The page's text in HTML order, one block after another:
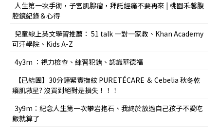
人生第一次手術，子宮肌腺瘤，拜託經痛不要再來 | 桃園禾馨腹
腔鏡紀錄＆心得
兒童線上英文學習推薦： 51 talk 一對一家教、Khan Academy
可汗學院、Kids A-Z
4y3m ：視力檢查、練習犯錯、認識華德福
【已結團】30分鐘緊實撫紋 PURETÉCARE ＆ Cebelia 秋冬乾
癢肌救星? 沒買到絕對是損失！！！
3y9m：紀念人生第一次攀岩抱石、我終於放過自己孩子不愛吃
飯就算了